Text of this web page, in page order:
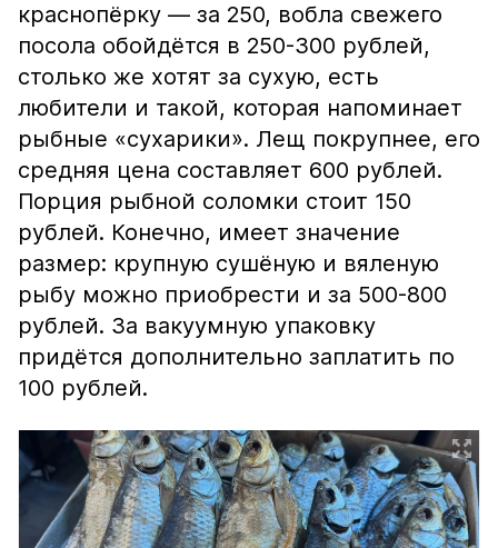
краснопёрку — за 250, вобла свежего
посола обойдётся в 250-300 рублей,
столько же хотят за сухую, есть
любители и такой, которая напоминает
рыбные «сухарики». Лещ покрупнее, его
средняя цена составляет 600 рублей.
Порция рыбной соломки стоит 150
рублей. Конечно, имеет значение
размер: крупную сушёную и вяленую
рыбу можно приобрести и за 500-800
рублей. За вакуумную упаковку
придётся дополнительно заплатить по
100 рублей.